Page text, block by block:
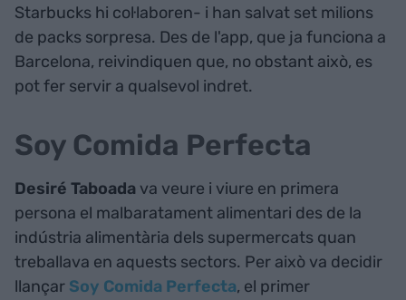
Starbucks hi col·laboren- i han salvat set milions
de packs sorpresa. Des de l'app, que ja funciona a
Barcelona, reivindiquen que, no obstant això, es
pot fer servir a qualsevol indret.
Soy Comida Perfecta
Desiré Taboada va veure i viure en primera
persona el malbaratament alimentari des de la
indústria alimentària dels supermercats quan
treballava en aquests sectors. Per això va decidir
llançar Soy Comida Perfecta, el primer